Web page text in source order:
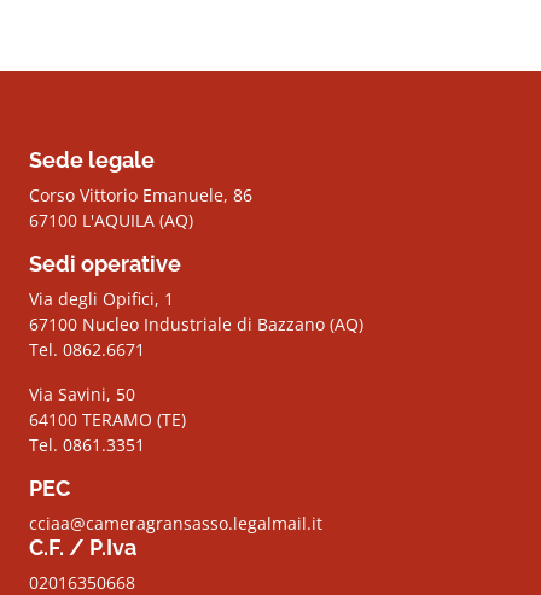
Sede legale
Corso Vittorio Emanuele, 86
67100 L'AQUILA (AQ)
Sedi operative
Via degli Opifici, 1
67100 Nucleo Industriale di Bazzano (AQ)
Tel. 0862.6671
Via Savini, 50
64100 TERAMO (TE)
Tel. 0861.3351
PEC
cciaa@cameragransasso.legalmail.it
C.F. / P.Iva
02016350668